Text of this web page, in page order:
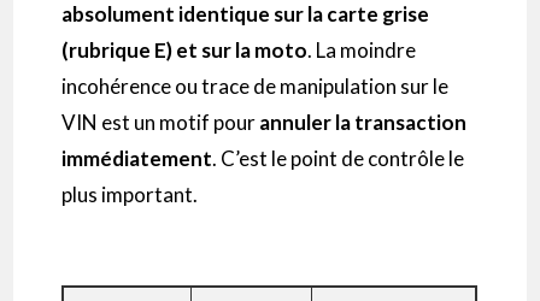
absolument identique sur la carte grise
(rubrique E) et sur la moto. La moindre
incohérence ou trace de manipulation sur le
VIN est un motif pourannuler la transaction
immédiatement. C’est le point de contrôle le
plus important.